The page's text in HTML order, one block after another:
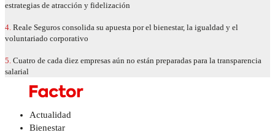
estrategias de atracción y fidelización
4. Reale Seguros consolida su apuesta por el bienestar, la igualdad y el
voluntariado corporativo
5. Cuatro de cada diez empresas aún no están preparadas para la transparencia
salarial
Actualidad
Bienestar